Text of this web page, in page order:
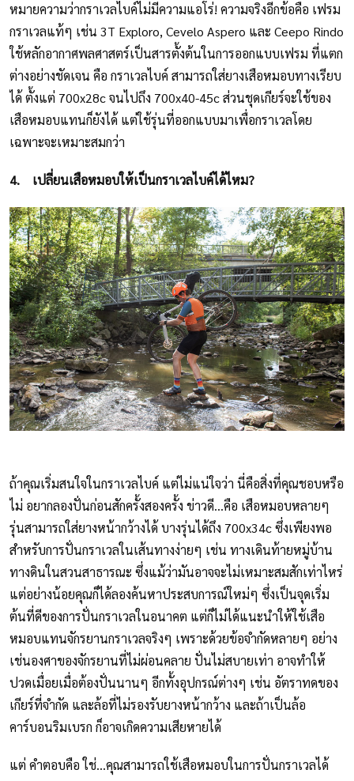
หมายความว่ากราเวลไบค์ไม่มีความแอโร่! ความจริงอีกข้อคือ เฟรม
กราเวลแท้ๆ เช่น 3T Exploro, Cevelo Aspero และ Ceepo Rindo
ใช้หลักอากาศพลศาสตร์เป็นสารตั้งต้นในการออกแบบเฟรม ที่แตก
ต่างอย่างชัดเจน คือ กราเวลไบค์ สามารถใส่ยางเสือหมอบทางเรียบ
ได้ ตั้งแต่ 700x28c จนไปถึง 700x40-45c ส่วนชุดเกียร์จะใช้ของ
เสือหมอบแทนก็ยังได้ แต่ใช้รุ่นที่ออกแบบมาเพื่อกราเวลโดย
เฉพาะจะเหมาะสมกว่า
4. เปลี่ยนเสือหมอบให้เป็นกราเวลไบค์ได้ไหม?
ถ้าคุณเริ่มสนใจในกราเวลไบค์ แต่ไม่แน่ใจว่า นี่คือสิ่งที่คุณชอบหรือ
ไม่ อยากลองปั่นก่อนสักครั้งสองครั้ง ข่าวดี...คือ เสือหมอบหลายๆ
รุ่นสามารถใส่ยางหน้ากว้างได้ บางรุ่นได้ถึง 700x34c ซึ่งเพียงพอ
สำหรับการปั่นกราเวลในเส้นทางง่ายๆ เช่น ทางเดินท้ายหมู่บ้าน
ทางดินในสวนสาธารณะ ซึ่งแม้ว่ามันอาจจะไม่เหมาะสมสักเท่าไหร่
แต่อย่างน้อยคุณก็ได้ลองค้นหาประสบการณ์ใหม่ๆ ซึ่งเป็นจุดเริ่ม
ต้นที่ดีของการปั่นกราเวลในอนาคต แต่ก็ไม่ได้แนะนำให้ใช้เสือ
หมอบแทนจักรยานกราเวลจริงๆ เพราะด้วยข้อจำกัดหลายๆ อย่าง
เช่นองศาของจักรยานที่ไม่ผ่อนคลาย ปั่นไม่สบายเท่า อาจทำให้
ปวดเมื่อยเมื่อต้องปั่นนานๆ อีกทั้งอุปกรณ์ต่างๆ เช่น อัตราทดของ
เกียร์ที่จำกัด และล้อที่ไม่รองรับยางหน้ากว้าง และถ้าเป็นล้อ
คาร์บอนริมเบรก ก็อาจเกิดความเสียหายได้
แต่ คำตอบคือ ใช่...คุณสามารถใช้เสือหมอบในการปั่นกราเวลได้